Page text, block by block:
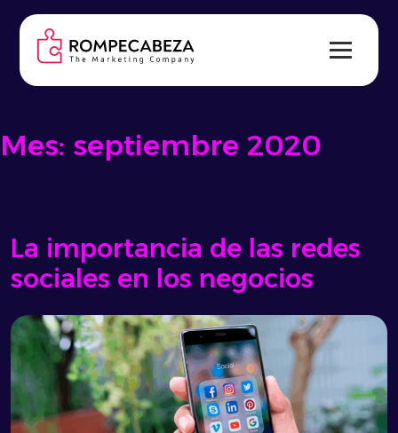
content
Mes: septiembre 2020
La importancia de las redes
sociales en los negocios